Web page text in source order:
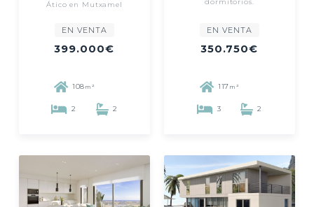
Ático en Mutxamel
EN VENTA
399.000€
108 m²
2 2
EN VENTA
350.750€
117 m²
3 2